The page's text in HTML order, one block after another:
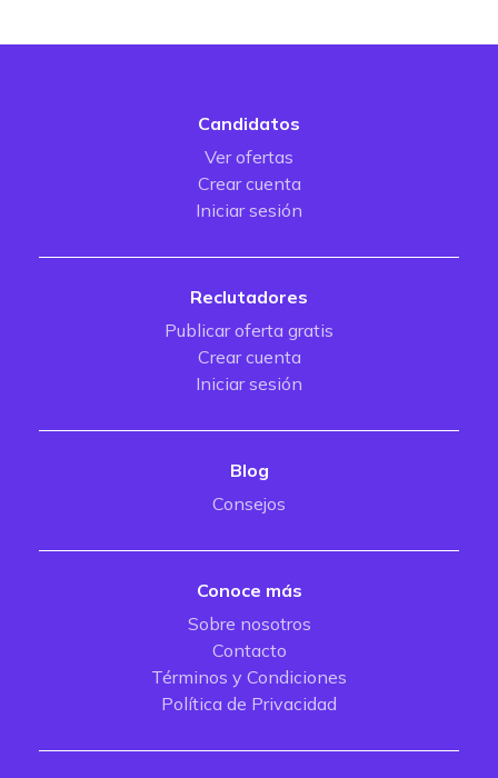
Candidatos
Ver ofertas
Crear cuenta
Iniciar sesión
Reclutadores
Publicar oferta gratis
Crear cuenta
Iniciar sesión
Blog
Consejos
Conoce más
Sobre nosotros
Contacto
Términos y Condiciones
Política de Privacidad